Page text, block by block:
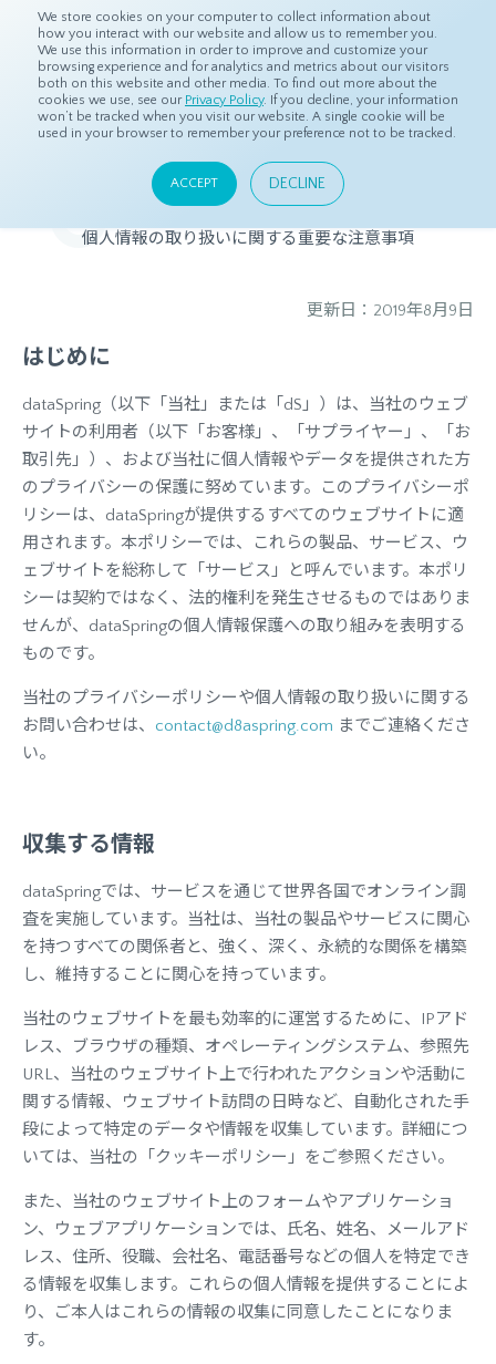
We store cookies on your computer to collect information about
how you interact with our website and allow us to remember you.
We use this information in order to improve and customize your
browsing experience and for analytics and metrics about our visitors
both on this website and other media. To find out more about the
cookies we use, see our Privacy Policy. If you decline, your information
won’t be tracked when you visit our website. A single cookie will be
used in your browser to remember your preference not to be tracked.
ACCEPT DECLINE
ホーム プライバシーポリシー
dataSpringのプライバシーポ
リシー
個人情報の取り扱いに関する重要な注意事項
更新日：2019年8月9日
はじめに
dataSpring（以下「当社」または「dS」）は、当社のウェブ
サイトの利用者（以下「お客様」、「サプライヤー」、「お
取引先」）、および当社に個人情報やデータを提供された方
のプライバシーの保護に努めています。このプライバシーポ
リシーは、dataSpringが提供するすべてのウェブサイトに適
用されます。本ポリシーでは、これらの製品、サービス、ウ
ェブサイトを総称して「サービス」と呼んでいます。本ポリ
シーは契約ではなく、法的権利を発生させるものではありま
せんが、dataSpringの個人情報保護への取り組みを表明する
ものです。
当社のプライバシーポリシーや個人情報の取り扱いに関する
お問い合わせは、 contact@d8aspring.com までご連絡くださ
い。
収集する情報
dataSpringでは、サービスを通じて世界各国でオンライン調
査を実施しています。当社は、当社の製品やサービスに関心
を持つすべての関係者と、強く、深く、永続的な関係を構築
し、維持することに関心を持っています。
当社のウェブサイトを最も効率的に運営するために、IPアド
レス、ブラウザの種類、オペレーティングシステム、参照先
URL、当社のウェブサイト上で行われたアクションや活動に
関する情報、ウェブサイト訪問の日時など、自動化された手
段によって特定のデータや情報を収集しています。詳細につ
いては、当社の「クッキーポリシー」をご参照ください。
また、当社のウェブサイト上のフォームやアプリケーショ
ン、ウェブアプリケーションでは、氏名、姓名、メールアド
レス、住所、役職、会社名、電話番号などの個人を特定でき
る情報を収集します。これらの個人情報を提供することによ
り、ご本人はこれらの情報の収集に同意したことになりま
す。